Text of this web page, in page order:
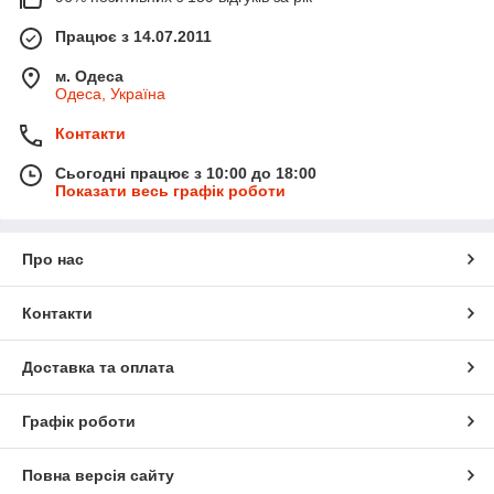
Працює з 14.07.2011
м. Одеса
Одеса, Україна
Контакти
Сьогодні працює з 10:00 до 18:00
Показати весь графік роботи
Про нас
Контакти
Доставка та оплата
Графік роботи
Повна версія сайту